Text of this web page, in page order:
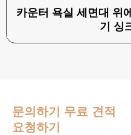
카운터 욕실 세면대 위
기 싱
문의하기 무료 견적
요청하기